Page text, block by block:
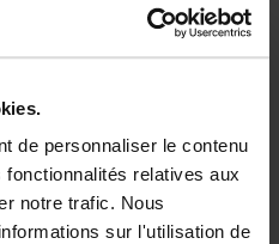
de personnaliser le contenu
relatives aux
notre trafic. Nous
sur l'utilisation de